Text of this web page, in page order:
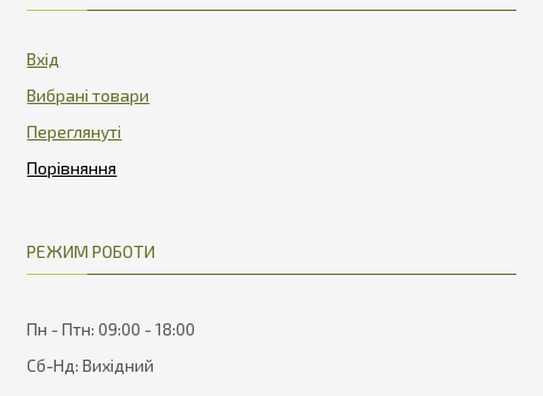
Вхід
Вибрані товари
Переглянуті
РЕЖИМ РОБОТИ
Пн - Птн: 09:00 - 18:00
Сб-Нд: Вихідний